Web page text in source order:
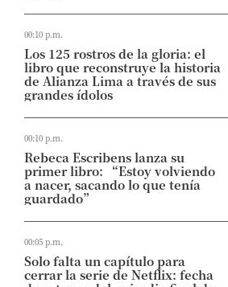
00:10 p.m.
Los 125 rostros de la gloria: el
libro que reconstruye la historia
de Alianza Lima a través de sus
grandes ídolos
00:10 p.m.
Rebeca Escribens lanza su
primer libro: “Estoy volviendo
a nacer, sacando lo que tenía
guardado”
00:05 p.m.
Solo falta un capítulo para
cerrar la serie de Netflix: fecha